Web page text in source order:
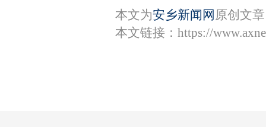
本文为安乡新闻网 原创文
本文链接： https://